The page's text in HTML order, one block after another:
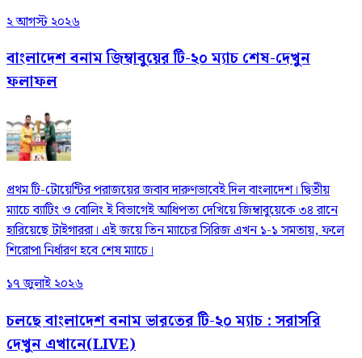
২ আগস্ট ২০২৬
বাংলাদেশ বনাম জিম্বাবুয়ের টি-২০ ম্যাচ শেষ-দেখুন
ফলাফল
প্রথম টি-টোয়েন্টির পরাজয়ের জবাব দারুণভাবেই দিল বাংলাদেশ। দ্বিতীয়
ম্যাচে ব্যাটিং ও বোলিং ই বিভাগেই আধিপত্য দেখিয়ে জিম্বাবুয়েকে ৩৪ রানে
হারিয়েছে টাইগাররা। এই জয়ে তিন ম্যাচের সিরিজ এখন ১-১ সমতায়, ফলে
শিরোপা নির্ধারণ হবে শেষ ম্যাচে।
১৭ জুলাই ২০২৬
চলছে বাংলাদেশ বনাম ভারতের টি-২০ ম্যাচ : সরাসরি
দেখুন এখানে(LIVE)